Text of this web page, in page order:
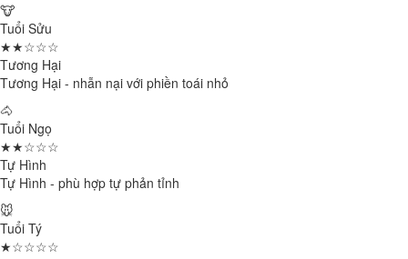
🐮
Tuổi Sửu
★★☆☆☆
Tương Hại
Tương Hại - nhẫn nại với phiền toái nhỏ
🐴
Tuổi Ngọ
★★☆☆☆
Tự Hình
Tự Hình - phù hợp tự phản tỉnh
🐭
Tuổi Tý
★☆☆☆☆